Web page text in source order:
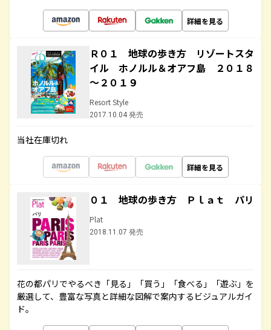
詳細を見る
Ｒ０１ 地球の歩き方 リゾートスタ
イル ホノルル＆オアフ島 ２０１８
～２０１９
Resort Style
2017.10.04 発売
当社在庫切れ
詳細を見る
０１ 地球の歩き方 Ｐｌａｔ パリ
Plat
2018.11.07 発売
花の都パリでやるべき「見る」「買う」「食べる」「遊ぶ」を
厳選して、豊富な写真と詳細な図解で案内するビジュアルガイ
ド。